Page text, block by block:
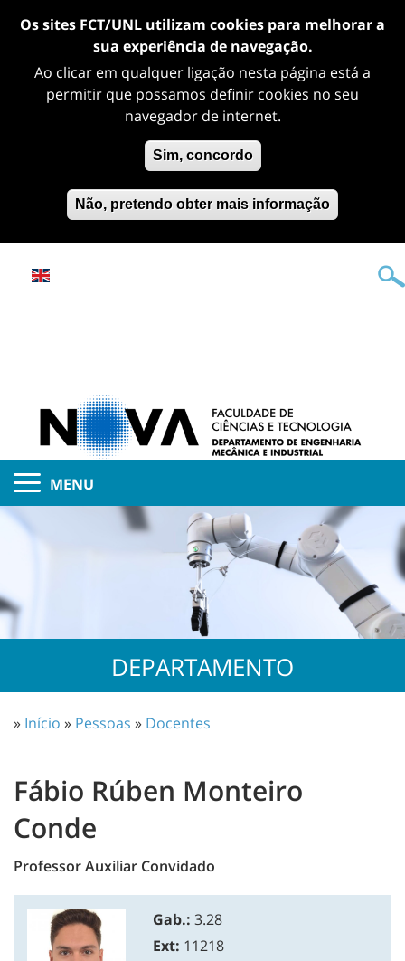
Os sites FCT/UNL utilizam cookies para melhorar a
sua experiência de navegação.
Ao clicar em qualquer ligação nesta página está a
permitir que possamos definir cookies no seu
navegador de internet.
Sim, concordo
Não, pretendo obter mais informação
MENU
DEPARTAMENTO
» Início » Pessoas » Docentes
Fábio Rúben Monteiro
Conde
Professor Auxiliar Convidado
Gab.: 3.28
Ext: 11218